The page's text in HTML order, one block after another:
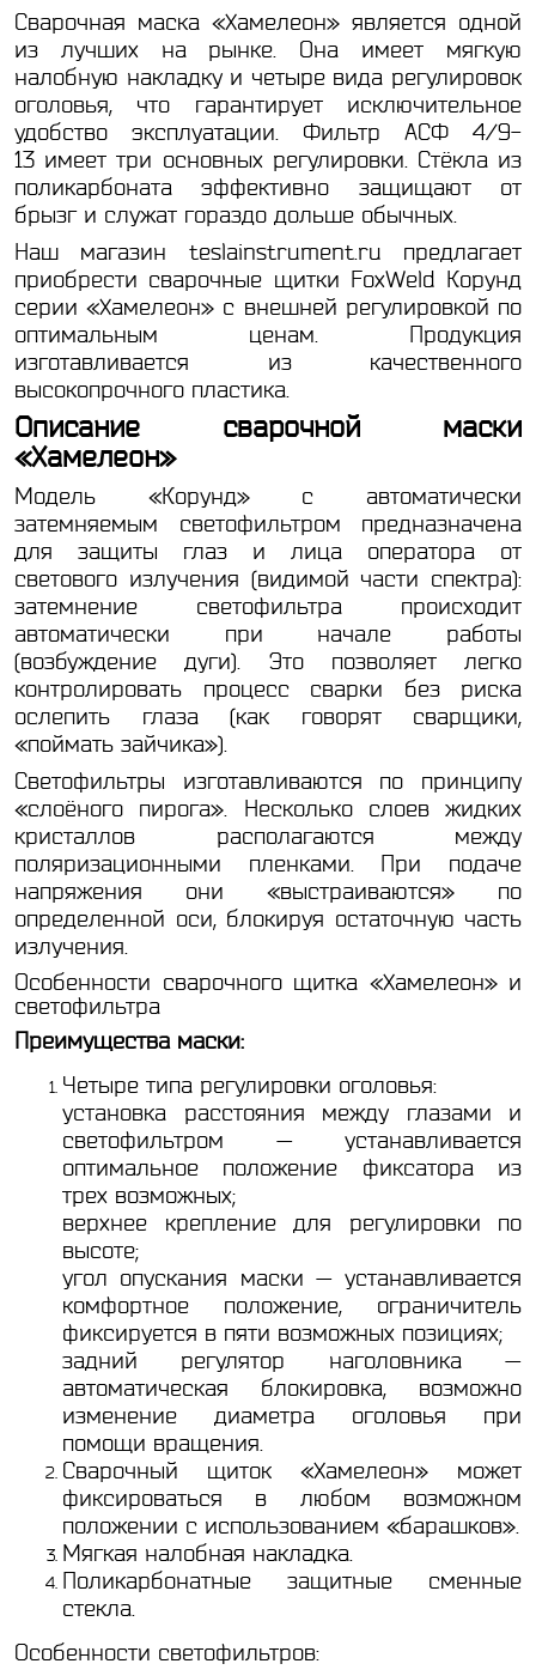
Сварочная маска «Хамелеон» является одной
из лучших на рынке. Она имеет мягкую
налобную накладку и четыре вида регулировок
оголовья, что гарантирует исключительное
удобство эксплуатации. Фильтр АСФ 4/9-
13 имеет три основных регулировки. Стёкла из
поликарбоната эффективно защищают от
брызг и служат гораздо дольше обычных.
Наш магазин teslainstrument.ru предлагает
приобрести сварочные щитки FoxWeld Корунд
серии «Хамелеон» с внешней регулировкой по
оптимальным ценам. Продукция
изготавливается из качественного
высокопрочного пластика.
Описание сварочной маски
«Хамелеон»
Модель «Корунд» с автоматически
затемняемым светофильтром предназначена
для защиты глаз и лица оператора от
светового излучения (видимой части спектра):
затемнение светофильтра происходит
автоматически при начале работы
(возбуждение дуги). Это позволяет легко
контролировать процесс сварки без риска
ослепить глаза (как говорят сварщики,
«поймать зайчика»).
Светофильтры изготавливаются по принципу
«слоёного пирога». Несколько слоев жидких
кристаллов располагаются между
поляризационными пленками. При подаче
напряжения они «выстраиваются» по
определенной оси, блокируя остаточную часть
излучения.
Особенности сварочного щитка «Хамелеон» и
светофильтра
Преимущества маски:
Четыре типа регулировки оголовья:
установка расстояния между глазами и
светофильтром — устанавливается
оптимальное положение фиксатора из
трех возможных;
верхнее крепление для регулировки по
высоте;
угол опускания маски — устанавливается
комфортное положение, ограничитель
фиксируется в пяти возможных позициях;
задний регулятор наголовника —
автоматическая блокировка, возможно
изменение диаметра оголовья при
помощи вращения.
Сварочный щиток «Хамелеон» может
фиксироваться в любом возможном
положении с использованием «барашков».
Мягкая налобная накладка.
Поликарбонатные защитные сменные
стекла.
Особенности светофильтров: